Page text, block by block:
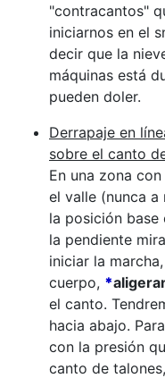
"contracantos"
iniciarnos en el
decir que la
máquinas está
pueden doler.
Derrapaje en
sobre el canto
En una zona
el valle (nunca
la posición base
la pendiente
iniciar la
cuerpo, *
el canto.
hacia abajo.
con la presión
canto de